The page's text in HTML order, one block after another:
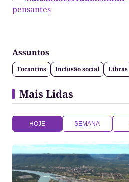
pensantes
Assuntos
Tocantins Inclusão social Libras
Mais Lidas
HOJE SEMANA